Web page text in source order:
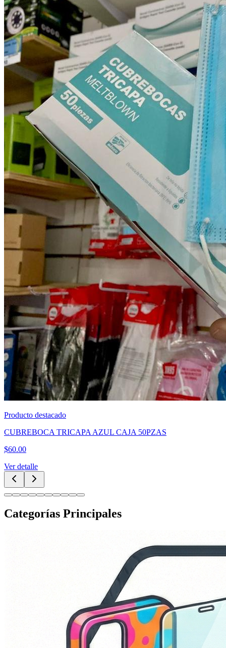
Producto destacado
CUBREBOCA TRICAPA AZUL CAJA 50PZAS
$60.00
Ver detalle
Categorías Principales